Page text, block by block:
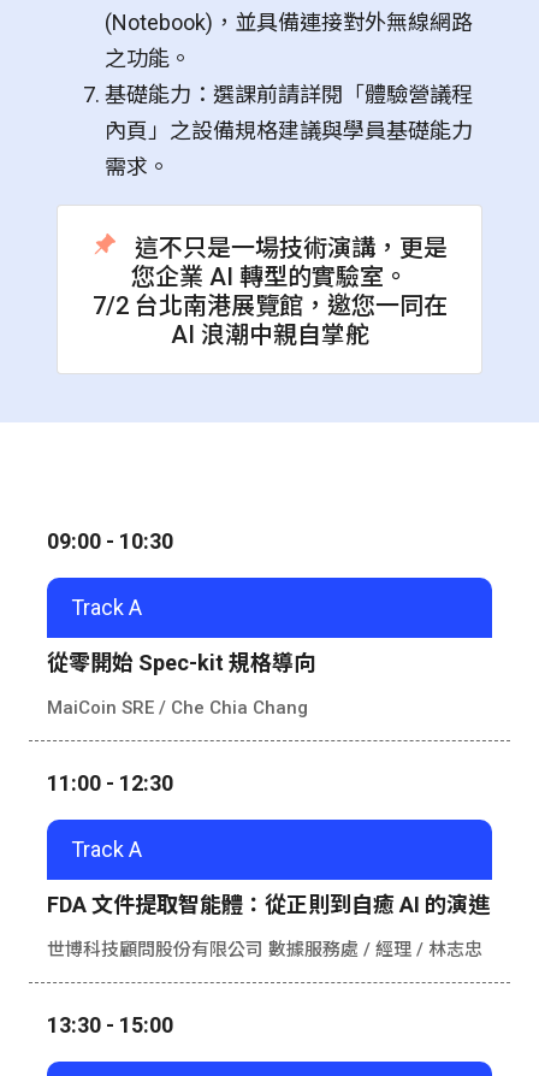
(Notebook)，並具備連接對外無線網路
之功能。
基礎能力：選課前請詳閱「體驗營議程
內頁」之設備規格建議與學員基礎能力
需求。
這不只是一場技術演講，更是
您企業 AI 轉型的實驗室。
7/2 台北南港展覽館，邀您一同在
AI 浪潮中親自掌舵
09:00 - 10:30
Track A
從零開始 Spec-kit 規格導向
MaiCoin SRE / Che Chia Chang
11:00 - 12:30
Track A
FDA 文件提取智能體：從正則到自癒 AI 的演進
世博科技顧問股份有限公司 數據服務處 / 經理 / 林志忠
13:30 - 15:00